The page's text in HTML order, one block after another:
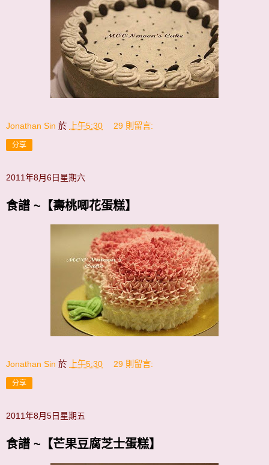
Jonathan Sin 於 上午5:30 29 則留言:
分享
2011年8月6日星期六
食譜 ~【壽桃唧花蛋糕】
Jonathan Sin 於 上午5:30 29 則留言:
分享
2011年8月5日星期五
食譜 ~【芒果豆腐芝士蛋糕】